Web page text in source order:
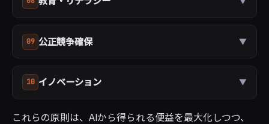
09 公正競争確保 ▼
10 イノベーション ▼
これらの原則は、AIから得られる便益を最大化しつつ、